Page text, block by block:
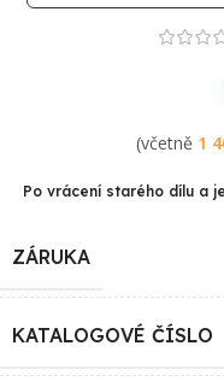
(včetně 1
Po vrácení starého dílu a
ZÁRUKA
KATALOGOVÉ ČÍSLO